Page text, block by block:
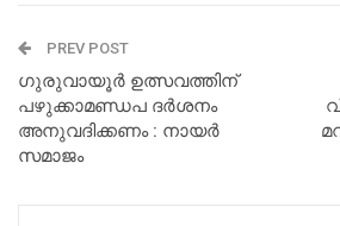
PREV POST
ഗുരുവായൂർ ഉത്സവത്തിന്
പഴുക്കാമണ്ഡപ ദർശനം
അനുവദിക്കണം : നായർ
സമാജം